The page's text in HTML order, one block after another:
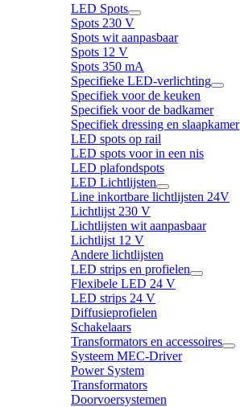
LED Spots
Spots 230 V
Spots wit aanpasbaar
Spots 12 V
Spots 350 mA
Specifieke LED-verlichting
Specifiek voor de keuken
Specifiek voor de badkamer
Specifiek dressing en slaapkamer
LED spots op rail
LED spots voor in een nis
LED plafondspots
LED Lichtlijsten
Line inkortbare lichtlijsten 24V
Lichtlijst 230 V
Lichtlijsten wit aanpasbaar
Lichtlijst 12 V
Andere lichtlijsten
LED strips en profielen
Flexibele LED 24 V
LED strips 24 V
Diffusieprofielen
Schakelaars
Transformators en accessoires
Systeem MEC-Driver
Power System
Transformators
Doorvoersystemen